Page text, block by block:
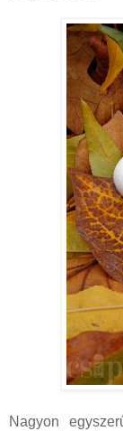
Nagyon